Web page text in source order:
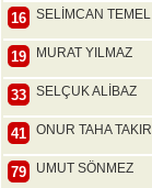
16 SELİMCAN TEMEL
19 MURAT YILMAZ
33 SELÇUK ALİBAZ
41 ONUR TAHA TAKIR
79 UMUT SÖNMEZ